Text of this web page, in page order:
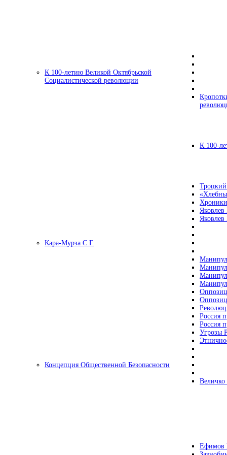
К 100-летию Великой Октябрьской
Социалистической революции
К 100-
Кара-Мурза С.Г.
Россия
Россия
Угрозы
Концепция Общественной Безопасности
Ефимов